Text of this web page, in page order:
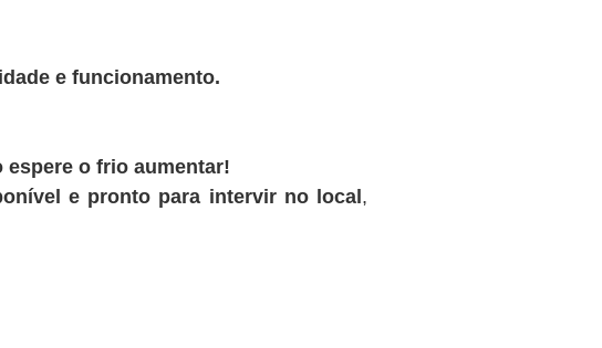
e funcionamento.
espere o frio aumentar!
e pronto para intervir no local ,